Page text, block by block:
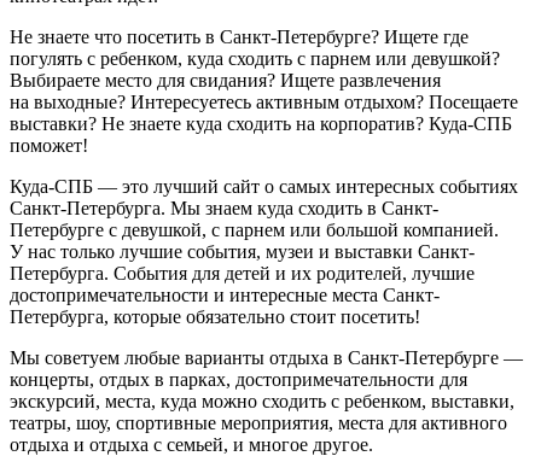
Не знаете что посетить в Санкт-Петербурге? Ищете где
погулять с ребенком, куда сходить с парнем или девушкой?
Выбираете место для свидания? Ищете развлечения
на выходные? Интересуетесь активным отдыхом? Посещаете
выставки? Не знаете куда сходить на корпоратив? Куда-СПБ
поможет!
Куда-СПБ — это лучший сайт о самых интересных событиях
Санкт-Петербурга. Мы знаем куда сходить в Санкт-
Петербурге с девушкой, с парнем или большой компанией.
У нас только лучшие события, музеи и выставки Санкт-
Петербурга. События для детей и их родителей, лучшие
достопримечательности и интересные места Санкт-
Петербурга, которые обязательно стоит посетить!
Мы советуем любые варианты отдыха в Санкт-Петербурге —
концерты, отдых в парках, достопримечательности для
экскурсий, места, куда можно сходить с ребенком, выставки,
театры, шоу, спортивные мероприятия, места для активного
отдыха и отдыха с семьей, и многое другое.